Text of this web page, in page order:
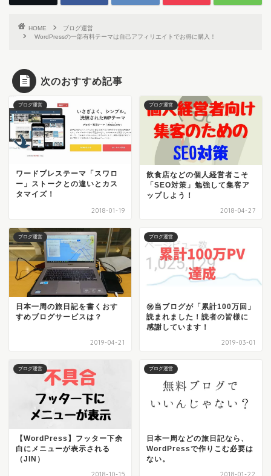
HOME
ブログ運営
WordPressの一部有料テーマは自己アフィリエイトでお得に購入！
次のおすすめ記事
ブログ運営
ワードプレステーマ「スワロ
ー」ストークとの違いとカス
タマイズ！
2018-01-19
ブログ運営
飲食店などの個人経営者こそ
「SEO対策」勉強して集客ア
ップしよう！
2018-04-27
ブログ運営
日本一周の旅日記を書くおす
すめブログサービスは？
2019-04-21
ブログ運営
㊗当ブログが「累計100万回」
読まれました！読者の皆様に
感謝しています！
2019-03-01
ブログ運営
【WordPress】フッター下余
白にメニューが表示される
（JIN）
2018-10-15
ブログ運営
日本一周などの旅日記なら、
WordPressで作りこむ必要は
ない。
2018-01-22